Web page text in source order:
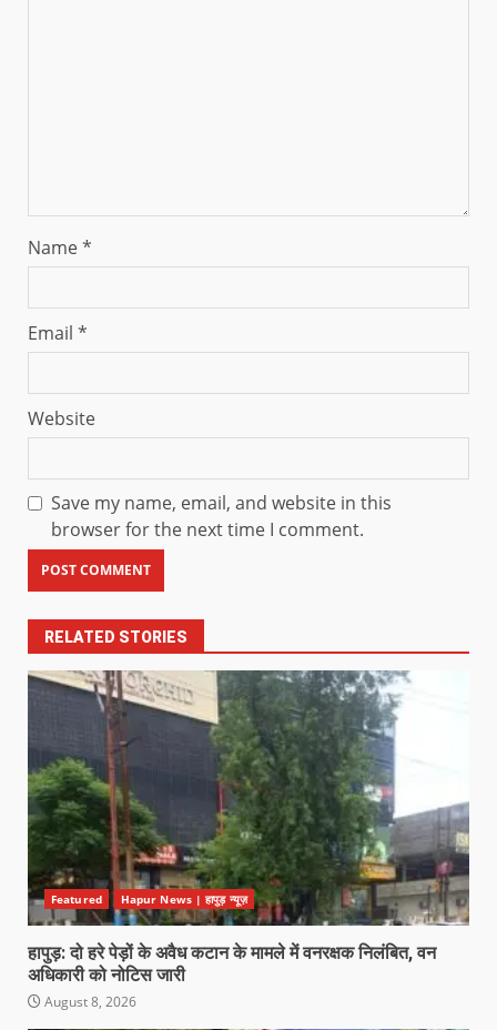
Name*
Email *
Website
Save my name, email, and website in this
browser for the next time I comment.
RELATED STORIES
Featured Hapur News | हापुड़ न्यूज़
हापुड़: दो हरे पेड़ों के अवैध कटान के मामले में वनरक्षक निलंबित, वन
अधिकारी को नोटिस जारी
August 8, 2026